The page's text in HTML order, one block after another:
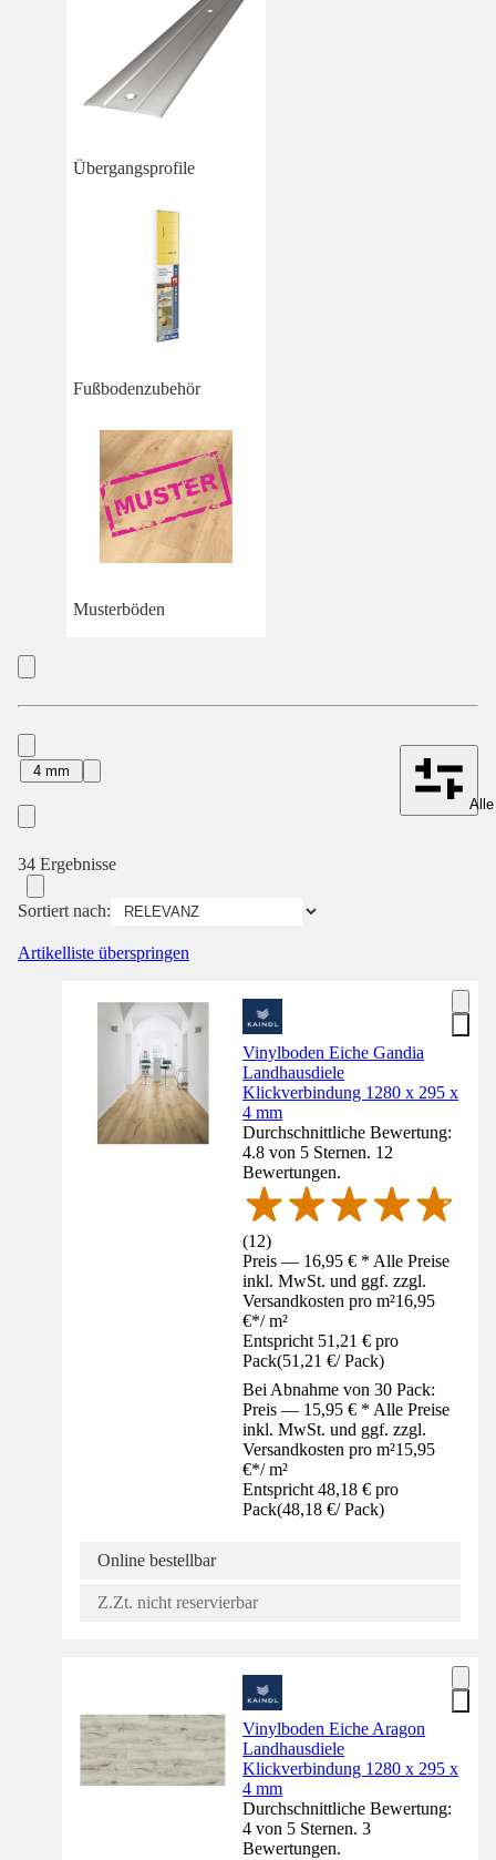
Übergangsprofile
Fußbodenzubehör
Musterböden
4 mm
34 Ergebnisse
Sortiert nach:
Artikelliste überspringen
Vinylboden Eiche Gandia
Landhausdiele
Klickverbindung 1280 x 295 x
4 mm
Durchschnittliche Bewertung:
4.8 von 5 Sternen. 12
Bewertungen.
(12)
Preis — 16,95 € * Alle Preise
inkl. MwSt. und ggf. zzgl.
Versandkosten pro m²16,95
€*/ m²
Entspricht 51,21 € pro
Pack(51,21 €/ Pack)
Bei Abnahme von 30 Pack:
Preis — 15,95 € * Alle Preise
inkl. MwSt. und ggf. zzgl.
Versandkosten pro m²15,95
€*/ m²
Entspricht 48,18 € pro
Pack(48,18 €/ Pack)
Online bestellbar
Z.Zt. nicht reservierbar
Vinylboden Eiche Aragon
Landhausdiele
Klickverbindung 1280 x 295 x
4 mm
Durchschnittliche Bewertung:
4 von 5 Sternen. 3
Bewertungen.